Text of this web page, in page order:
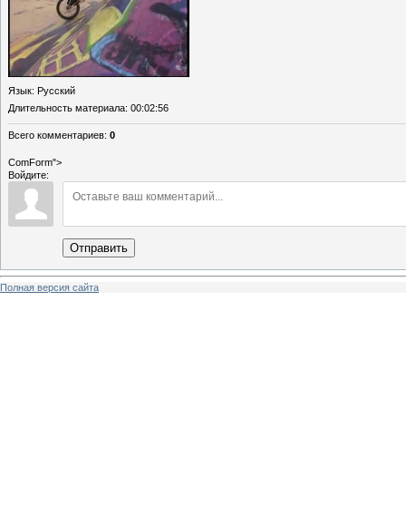
Язык: Русский
Длительность материала: 00:02:56
Всего комментариев: 0
ComForm">
Войдите:
Отправить
Полная версия сайта